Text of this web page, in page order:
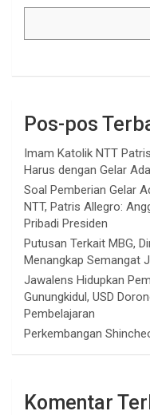
Pos-pos
Imam Katolik NTT
Harus dengan Gelar
Soal Pemberian Gelar
NTT, Patris Allegro:
Pribadi Presiden
Putusan Terkait MBG,
Menangkap Semangat
Jawalens Hidupkan
Gunungkidul, USD
Pembelajaran
Perkembangan
Komentar